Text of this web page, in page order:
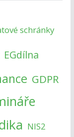
schránky
EGdílna
GDPR
NIS2